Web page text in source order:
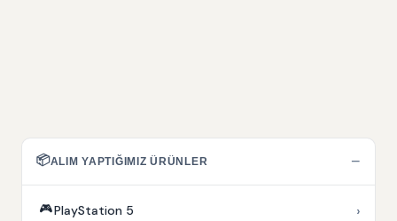
📦ALIM YAPTIĞIMIZ ÜRÜNLER −
🎮PlayStation 5 ›